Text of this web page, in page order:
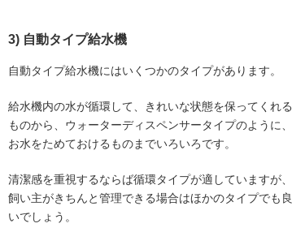
3) 自動タイプ給水機
自動タイプ給水機にはいくつかのタイプがあります。
給水機内の水が循環して、きれいな状態を保ってくれる
ものから、ウォーターディスペンサータイプのように、
お水をためておけるものまでいろいろです。
清潔感を重視するならば循環タイプが適していますが、
飼い主がきちんと管理できる場合はほかのタイプでも良
いでしょう。